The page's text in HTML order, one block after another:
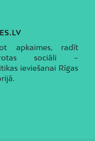
apkaimes, radīt
sociāli –
ieviešanai Rīgas